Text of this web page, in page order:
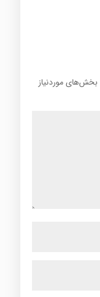
بخش‌های موردنیاز